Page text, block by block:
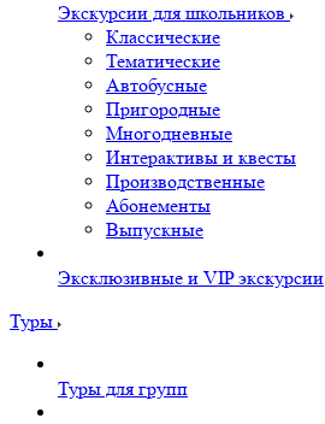
Экскурсии для школьников
Классические
Тематические
Автобусные
Пригородные
Многодневные
Интерактивы и квесты
Производственные
Абонементы
Выпускные
Эксклюзивные и VIP экскурсии
Туры
Туры для групп